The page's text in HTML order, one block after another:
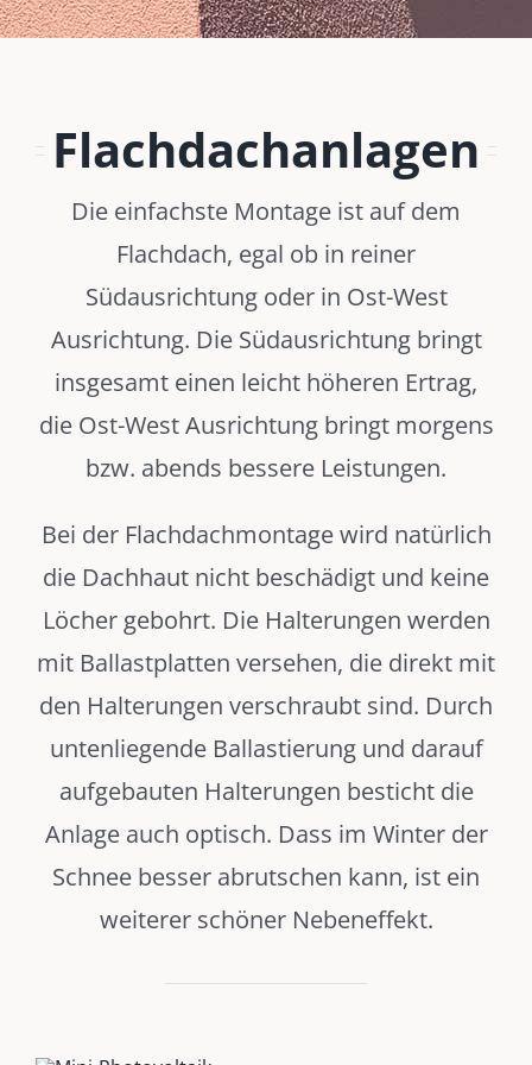
Flachdachanlagen
Die einfachste Montage ist auf dem
Flachdach, egal ob in reiner
Südausrichtung oder in Ost-West
Ausrichtung. Die Südausrichtung bringt
insgesamt einen leicht höheren Ertrag,
die Ost-West Ausrichtung bringt morgens
bzw. abends bessere Leistungen.
Bei der Flachdachmontage wird natürlich
die Dachhaut nicht beschädigt und keine
Löcher gebohrt. Die Halterungen werden
mit Ballastplatten versehen, die direkt mit
den Halterungen verschraubt sind. Durch
untenliegende Ballastierung und darauf
aufgebauten Halterungen besticht die
Anlage auch optisch. Dass im Winter der
Schnee besser abrutschen kann, ist ein
weiterer schöner Nebeneffekt.